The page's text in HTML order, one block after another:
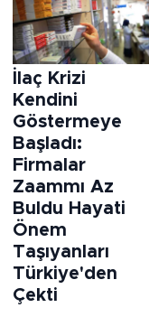
İlaç Krizi
Kendini
Göstermeye
Başladı:
Firmalar
Zaammı Az
Buldu Hayati
Önem
Taşıyanları
Türkiye'den
Çekti